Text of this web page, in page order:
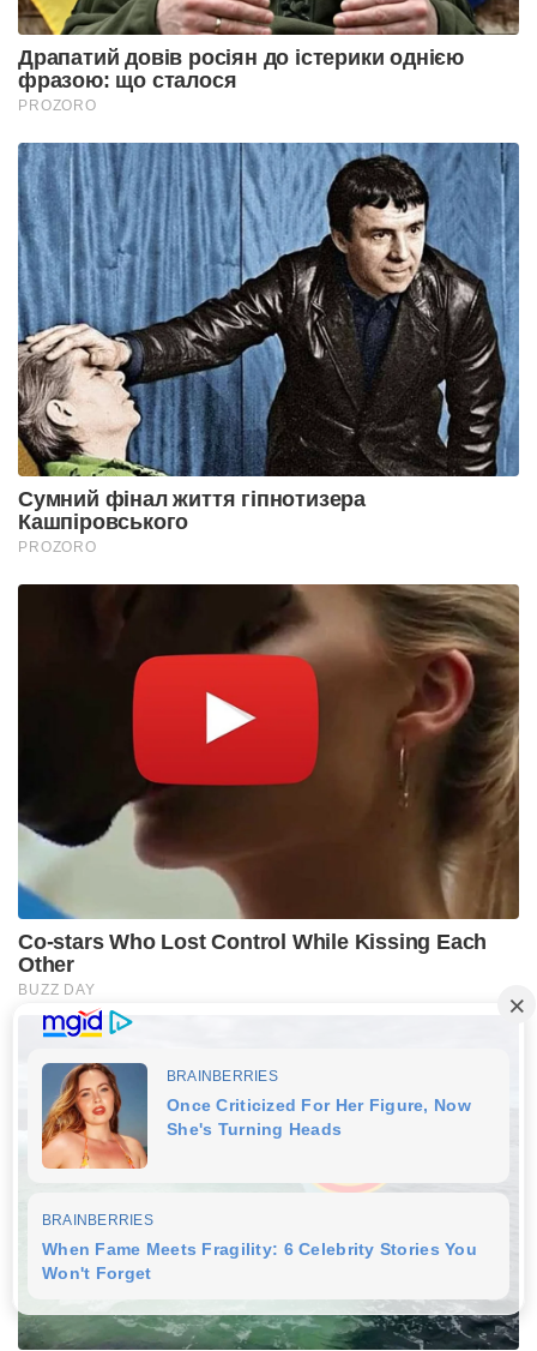
Драпатий довів росіян до істерики однією
фразою: що сталося
PROZORO
Сумний фінал життя гіпнотизера
Кашпіровського
PROZORO
Co-stars Who Lost Control While Kissing Each
Other
BUZZ DAY